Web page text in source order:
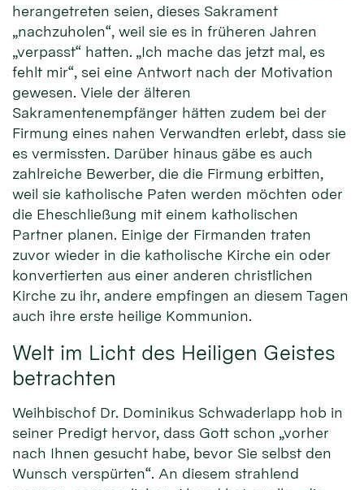
herangetreten seien, dieses Sakrament
„nachzuholen“, weil sie es in früheren Jahren
„verpasst“ hatten. „Ich mache das jetzt mal, es
fehlt mir“, sei eine Antwort nach der Motivation
gewesen. Viele der älteren
Sakramentenempfänger hätten zudem bei der
Firmung eines nahen Verwandten erlebt, dass sie
es vermissten. Darüber hinaus gäbe es auch
zahlreiche Bewerber, die die Firmung erbitten,
weil sie katholische Paten werden möchten oder
die Eheschließung mit einem katholischen
Partner planen. Einige der Firmanden traten
zuvor wieder in die katholische Kirche ein oder
konvertierten aus einer anderen christlichen
Kirche zu ihr, andere empfingen an diesem Tagen
auch ihre erste heilige Kommunion.
Welt im Licht des Heiligen Geistes
betrachten
Weihbischof Dr. Dominikus Schwaderlapp hob in
seiner Predigt hervor, dass Gott schon „vorher
nach Ihnen gesucht habe, bevor Sie selbst den
Wunsch verspürten“. An diesem strahlend